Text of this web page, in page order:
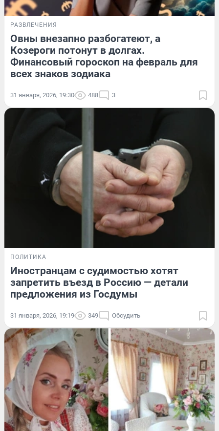
РАЗВЛЕЧЕНИЯ
Овны внезапно разбогатеют, а
Козероги потонут в долгах.
Финансовый гороскоп на февраль для
всех знаков зодиака
31 января, 2026, 19:30 488 3
ПОЛИТИКА
Иностранцам с судимостью хотят
запретить въезд в Россию — детали
предложения из Госдумы
31 января, 2026, 19:19 349 Обсудить